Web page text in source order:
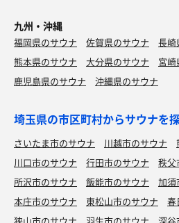
九州・沖縄
福岡県のサウナ 佐賀県のサウナ
長崎
熊本県のサウナ
大分県のサウナ
宮崎
鹿児島県のサウナ
沖縄県のサウナ
埼玉県の市区町村からサウナを
さいたま市のサウナ 川越市のサウナ
川口市のサウナ
行田市のサウナ
秩父
所沢市のサウナ
飯能市のサウナ
加須
本庄市のサウナ
東松山市のサウナ
春